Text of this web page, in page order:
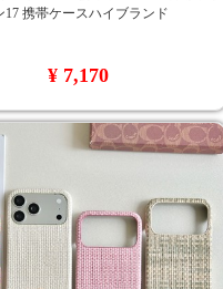
17 携帯ケースハイブランド
¥ 7,170